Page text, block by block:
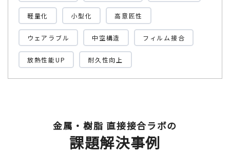
軽量化 小型化 高意匠性
ウェアラブル 中空構造 フィルム接合
放熱性能UP 耐久性向上
金属・樹脂 直接接合ラボの
課題解決事例